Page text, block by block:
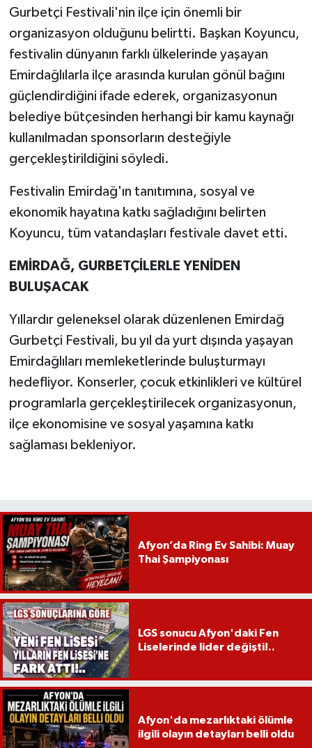
Gurbetçi Festivali'nin ilçe için önemli bir
organizasyon olduğunu belirtti. Başkan Koyuncu,
festivalin dünyanın farklı ülkelerinde yaşayan
Emirdağlılarla ilçe arasında kurulan gönül bağını
güçlendirdiğini ifade ederek, organizasyonun
belediye bütçesinden herhangi bir kamu kaynağı
kullanılmadan sponsorların desteğiyle
gerçekleştirildiğini söyledi.
Festivalin Emirdağ'ın tanıtımına, sosyal ve
ekonomik hayatına katkı sağladığını belirten
Koyuncu, tüm vatandaşları festivale davet etti.
EMİRDAĞ, GURBETÇİLERLE YENİDEN
BULUŞACAK
Yıllardır geleneksel olarak düzenlenen Emirdağ
Gurbetçi Festivali, bu yıl da yurt dışında yaşayan
Emirdağlıları memleketlerinde buluşturmayı
hedefliyor. Konserler, çocuk etkinlikleri ve kültürel
programlarla gerçekleştirilecek organizasyonun,
ilçe ekonomisine ve sosyal yaşamına katkı
sağlaması bekleniyor.
Afyon’da Ring Ev Sahibi: Muay
Thai Şampiyonası
LGS sonucu Afyon'daki Fen
Liselerinde lider değişti!..
Afyon'da mezarlıktaki ölümle
ilgili olayın detayları belli oldu